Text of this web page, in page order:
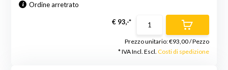
Ordine arretrato
€ 93,-*
Prezzo unitario:€93,00/Pezzo
* IVA Incl. Escl. Costi di spedizione